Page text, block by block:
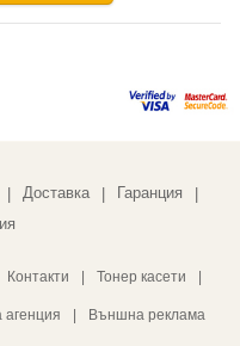
Доставка Гаранция
Контакти Тонер касети
агенция Външна реклама